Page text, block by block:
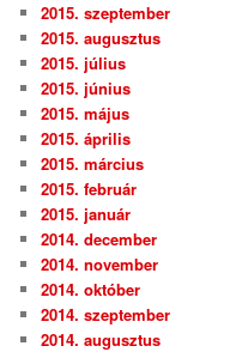
2015. szeptember
2015. augusztus
2015. július
2015. június
2015. május
2015. április
2015. március
2015. február
2015. január
2014. december
2014. november
2014. október
2014. szeptember
2014. augusztus